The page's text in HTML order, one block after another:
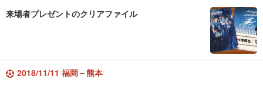
来場者プレゼントのクリアファイル
2018/11/11 福岡－熊本